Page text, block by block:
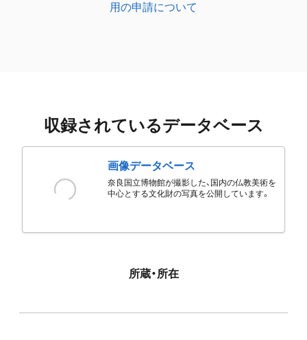
用の申請について
収録されているデータベース
画像データベース
奈良国立博物館が撮影した、国内の仏教美術を
中心とする文化財の写真を公開しています。
所蔵・所在